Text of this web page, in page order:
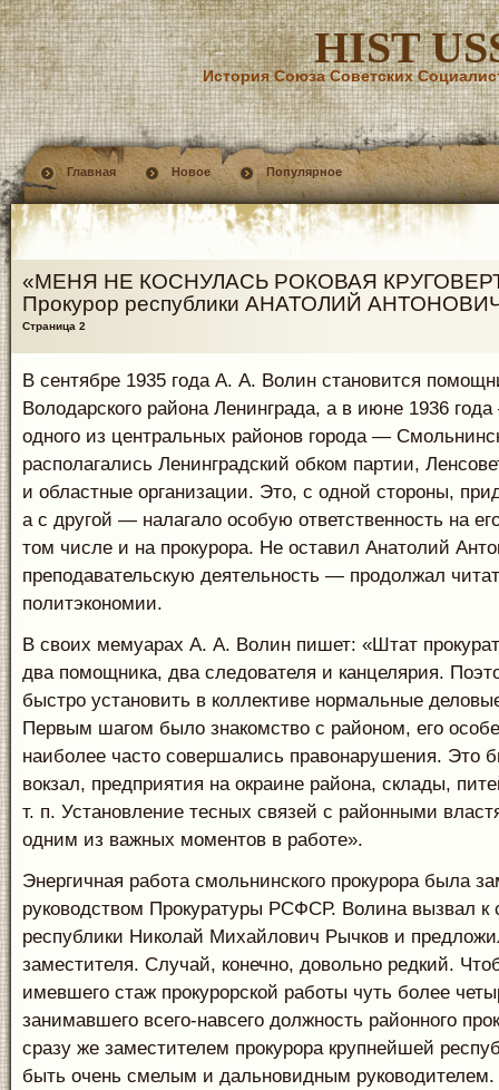
HIST
История Союза Советских
Главная Новое Популярное
«МЕНЯ НЕ КОСНУЛАСЬ РОКОВАЯ
Прокурор республики АНАТОЛИЙ
Страница 2
В сентябре 1935 года А. А. Волин становится
Володарского района Ленинграда, а в июне 1936
одного из центральных районов города —
располагались Ленинградский обком партии,
и областные организации. Это, с одной стороны,
а с другой — налагало особую ответственность на
том числе и на прокурора. Не оставил Анатолий
преподавательскую деятельность — продолжал
политэкономии.
В своих мемуарах А. А. Волин пишет: «Штат
два помощника, два следователя и канцелярия.
быстро установить в коллективе нормальные
Первым шагом было знакомство с районом, его
наиболее часто совершались правонарушения. Это
вокзал, предприятия на окраине района, склады,
т. п. Установление тесных связей с районными
одним из важных моментов в работе».
Энергичная работа смольнинского прокурора была
руководством Прокуратуры РСФСР. Волина вызвал к
республики Николай Михайлович Рычков и
заместителя. Случай, конечно, довольно редкий.
имевшего стаж прокурорской работы чуть более
занимавшего всего-навсего должность районного
сразу же заместителем прокурора крупнейшей
быть очень смелым и дальновидным